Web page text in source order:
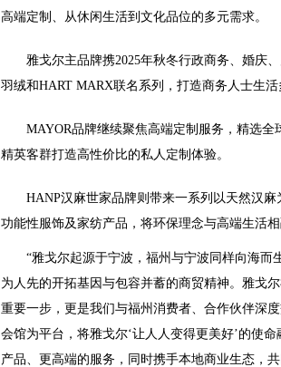
高端定制、从休闲生活到文化品位的多元需求。
雅戈尔主品牌携2025年秋冬行政商务、婚庆
羽绒和HART MARX联名系列，打造商务人士生活
MAYOR品牌继续聚焦高端定制服务，精选
精英客群打造高性价比的私人定制体验。
HANP汉麻世家品牌则带来一系列以天然汉
功能性服饰及家纺产品，将环保理念与高端生活
“雅戈尔起源于宁波，福州与宁波同样向海
为人先的开拓基因与包容并蓄的商贸精神。雅戈
重要一步，更是我们与福州消费者、合作伙伴深
会馆为平台，将雅戈尔‘让人人变得更美好’的使
产品、更高端的服务，同时携手本地商业生态，